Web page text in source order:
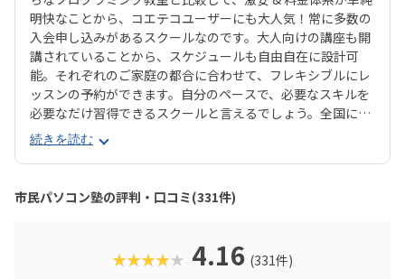
明快なことから、コエテコユーザーにも大人気！常に多数の
入会申し込みがあるスクールなのです。大人向けの講座も開
講されていることから、スケジュールも自由自在に設計可
能。それぞれのご家庭の都合に合わせて、フレキシブルにレ
ッスンの予約ができます。自分のペースで、必要なスキルを
必要なだけ習得できるスクールと言えるでしょう。全国に20
0教室が開講中（2025年7月現在）と、お住まいの近くにあ
る教室を探しやすいのも魅力ですね。 コースは「プログラミ
ング」系のコースがレベル別に4つと、パソコン操作を基本
から学べる「Windows11パソコンの基礎講座」「ワードで
お絵描き」「写真デコレーション講座」などバラエティ豊
かくだから、ビジネスに使えるツールもぜひ」など、ご家庭
の方針に合わせてレッスン計画を立てることができます。な
続きを読む
市民パソコン塾の評判・口コミ(331件)
★★★★★ 4.16 (331件)